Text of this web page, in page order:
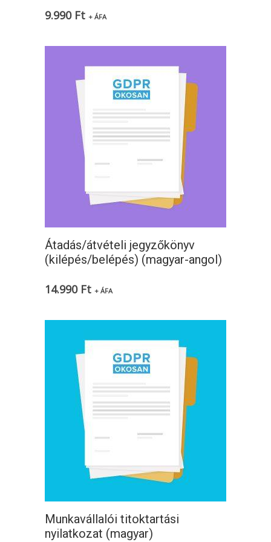
9.990 Ft + ÁFA
Átadás/átvételi jegyzőkönyv
(kilépés/belépés) (magyar-angol)
14.990 Ft + ÁFA
Munkavállalói titoktartási
nyilatkozat (magyar)